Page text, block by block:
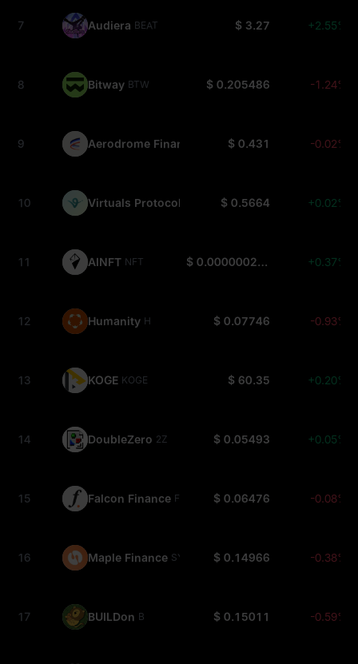
7 Audiera BEAT $ 3.27 +2.55%
8 Bitway BTW $ 0.205486 -1.24%
9 Aerodrome Finance $ 0.431 -0.02%
10 Virtuals Protocol VIRTUAL$ 0.5664 +0.02%
11 AINFT NFT $ 0.0000002723 +0.37%
12 Humanity H $ 0.07746 -0.93%
13 KOGE KOGE $ 60.35 +0.20%
14 DoubleZero 2Z $ 0.05493 +0.05%
15 Falcon Finance FF $ 0.06476 -0.08%
16 Maple Finance SYRUP $ 0.14966 -0.38%
17 BUILDon B $ 0.15011 -0.59%